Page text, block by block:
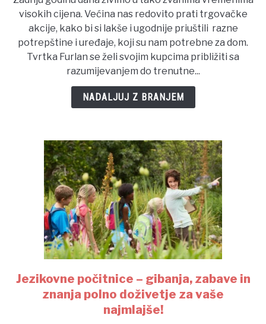
Furlan
roštilj
akcija
visokih cijena. Većina nas redovito prati trgovačke
akcije, kako bi si lakše i ugodnije priuštili razne
potrepštine i uređaje, koji su nam potrebne za dom.
Tvrtka Furlan se želi svojim kupcima približiti sa
razumijevanjem do trenutne...
NADALJUJ Z BRANJEM
link
to
Jezikovne
Jezikovne počitnice – gibanja, zabave in
znanja polno doživetje za vaše
najmlajše!